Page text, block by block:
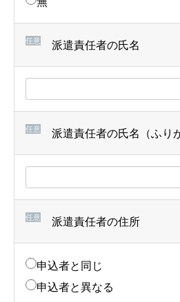
任意 派遣責任者の氏名
任意 派遣責任者の氏名（ふり
任意 派遣責任者の住所
申込者と同じ
申込者と異なる